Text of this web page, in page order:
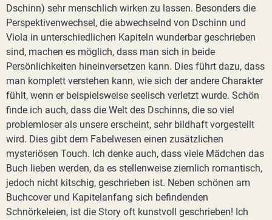
Dschinn) sehr menschlich wirken zu lassen. Besonders die
Perspektivenwechsel, die abwechselnd von Dschinn und
Viola in unterschiedlichen Kapiteln wunderbar geschrieben
sind, machen es möglich, dass man sich in beide
Persönlichkeiten hineinversetzen kann. Dies führt dazu, dass
man komplett verstehen kann, wie sich der andere Charakter
fühlt, wenn er beispielsweise seelisch verletzt wurde. Schön
finde ich auch, dass die Welt des Dschinns, die so viel
problemloser als unsere erscheint, sehr bildhaft vorgestellt
wird. Dies gibt dem Fabelwesen einen zusätzlichen
mysteriösen Touch. Ich denke auch, dass viele Mädchen das
Buch lieben werden, da es stellenweise ziemlich romantisch,
jedoch nicht kitschig, geschrieben ist. Neben schönen am
Buchcover und Kapitelanfang sich befindenden
Schnörkeleien, ist die Story oft kunstvoll geschrieben! Ich